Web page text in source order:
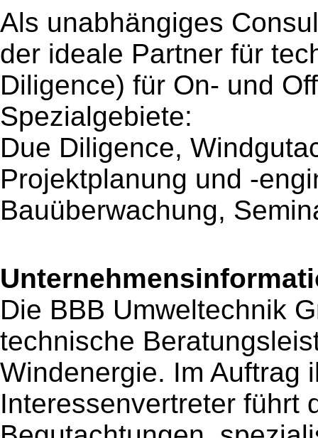
Als unabhängiges
der ideale Partner für
Diligence) für On- und
Spezialgebiete:
Due Diligence,
Projektplanung und -
Bauüberwachung,
Die BBB Umweltechnik
technische
Windenergie. Im Auftrag
Interessenvertreter führt